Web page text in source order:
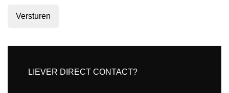
Versturen
LIEVER DIRECT CONTACT?